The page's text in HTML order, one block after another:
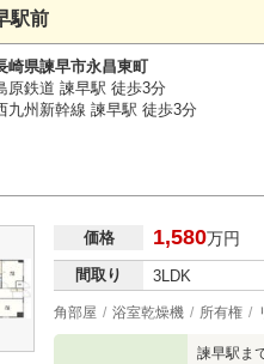
駅前
崎県諫早市永昌東町
原鉄道 諫早駅 徒歩3分
九州新幹線 諫早駅 徒歩3分
価格 1,580万円
間取り 3LDK
角部屋 浴室乾燥機 所有権
諫早駅ま